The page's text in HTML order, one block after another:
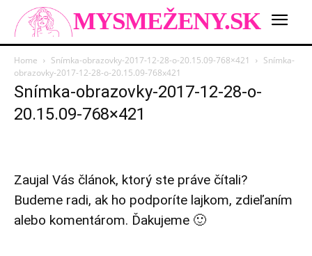
MYSMEŽENY.SK
Home Snímka-obrazovky-2017-12-28-o-20.15.09-768×421
Snímka-
obrazovky-2017-12-28-o-20.15.09-768x421
Snímka-obrazovky-2017-12-28-o-
20.15.09-768×421
Zaujal Vás článok, ktorý ste práve čítali?
Budeme radi, ak ho podporíte lajkom, zdieľaním
alebo komentárom. Ďakujeme 🙂